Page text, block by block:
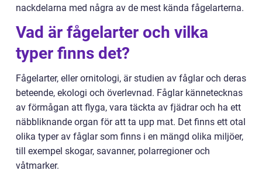
nackdelarna med några av de mest kända fågelarterna.
Vad är fågelarter och vilka
typer finns det?
Fågelarter, eller ornitologi, är studien av fåglar och deras
beteende, ekologi och överlevnad. Fåglar kännetecknas
av förmågan att flyga, vara täckta av fjädrar och ha ett
näbbliknande organ för att ta upp mat. Det finns ett otal
olika typer av fåglar som finns i en mängd olika miljöer,
till exempel skogar, savanner, polarregioner och
våtmarker.